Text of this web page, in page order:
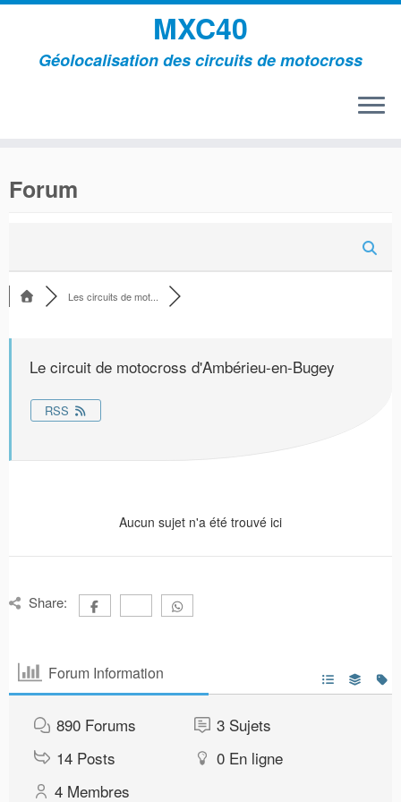
contenu
MXC40
Géolocalisation des circuits de motocross
Forum
Les circuits de mot...
Le circuit de motocross d'Ambérieu-en-Bugey
RSS
Aucun sujet n'a été trouvé ici
Share:
Forum Information
890 Forums 3 Sujets
14 Posts 0 En ligne
4 Membres